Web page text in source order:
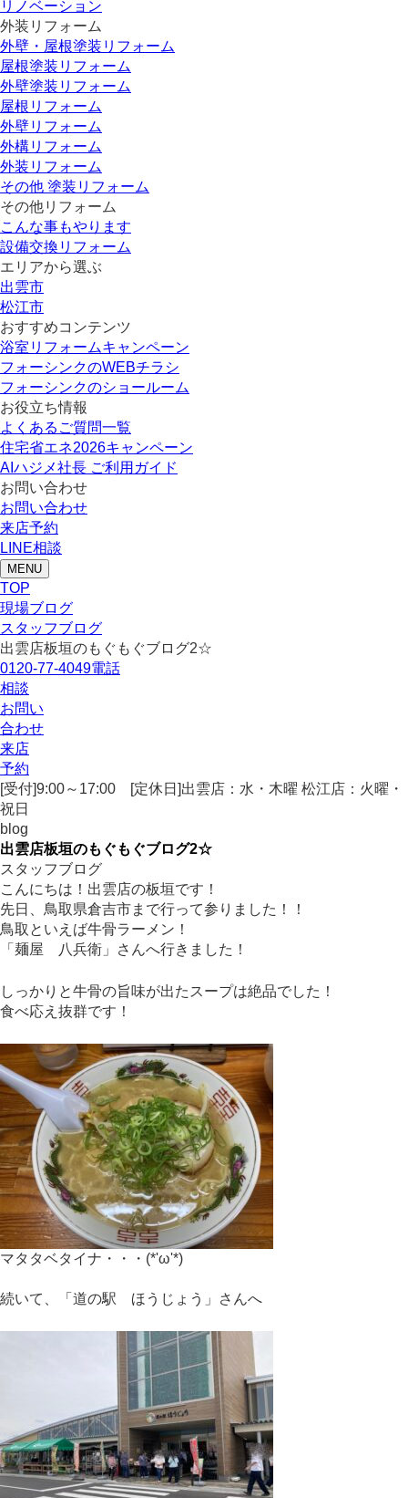
リノベーション
外装リフォーム
外壁・屋根塗装リフォーム
屋根塗装リフォーム
外壁塗装リフォーム
屋根リフォーム
外壁リフォーム
外構リフォーム
外装リフォーム
その他 塗装リフォーム
その他リフォーム
こんな事もやります
設備交換リフォーム
エリアから選ぶ
出雲市
松江市
おすすめコンテンツ
浴室リフォームキャンペーン
フォーシンクのWEBチラシ
フォーシンクのショールーム
お役立ち情報
よくあるご質問一覧
住宅省エネ2026キャンペーン
AIハジメ社長 ご利用ガイド
お問い合わせ
お問い合わせ
来店予約
LINE相談
MENU
TOP
現場ブログ
スタッフブログ
出雲店板垣のもぐもぐブログ2☆
0120-77-4049電話
相談
お問い
合わせ
来店
予約
[受付]9:00～17:00 [定休日]出雲店：水・木曜 松江店：火曜・
祝日
blog
出雲店板垣のもぐもぐブログ2☆
スタッフブログ
こんにちは！出雲店の板垣です！
先日、鳥取県倉吉市まで行って参りました！！
鳥取といえば牛骨ラーメン！
「麺屋 八兵衛」さんへ行きました！
しっかりと牛骨の旨味が出たスープは絶品でした！
食べ応え抜群です！
マタタベタイナ・・・(*'ω'*)
続いて、「道の駅 ほうじょう」さんへ